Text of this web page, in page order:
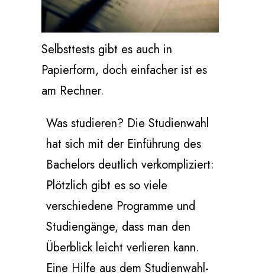
Selbsttests gibt es auch in
Papierform, doch einfacher ist es
am Rechner.
Was studieren? Die Studienwahl
hat sich mit der Einführung des
Bachelors deutlich verkompliziert:
Plötzlich gibt es so viele
verschiedene Programme und
Studiengänge, dass man den
Überblick leicht verlieren kann.
Eine Hilfe aus dem Studienwahl-